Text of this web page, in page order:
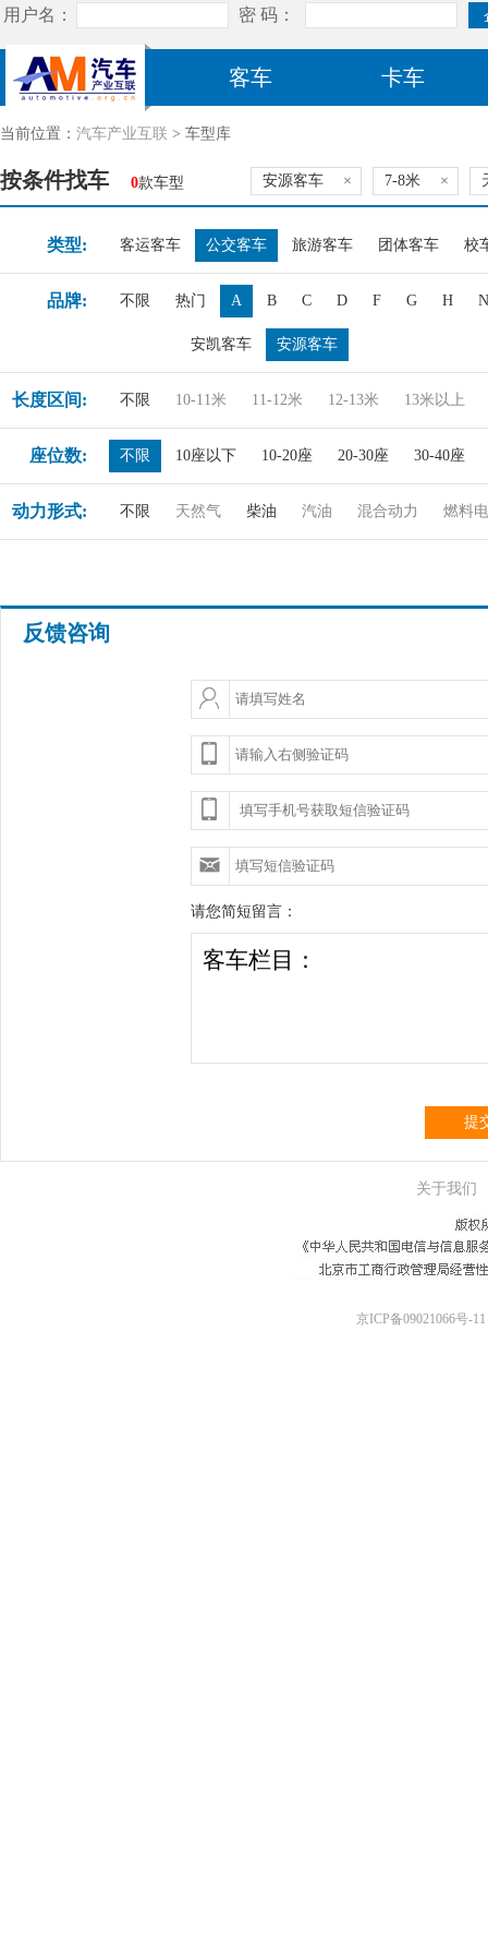
客车 卡车
当前位置： 汽车产业互联 > 车型库
按条件找车 0款车型 安源客车 × 7-8米 ×
类型: 客运客车 公交客车 旅游客车 团体客车 校
品牌: 不限 热门 A B C D F G H N
安凯客车 安源客车
长度区间: 不限 10-11米 11-12米 12-13米 13米以上
座位数: 不限 10座以下 10-20座 20-30座 30-40座
动力形式: 不限 天然气 柴油 汽油 混合动力 燃料
反馈咨询
请您简短留言：
提
关于我们
京ICP备09021066号-11